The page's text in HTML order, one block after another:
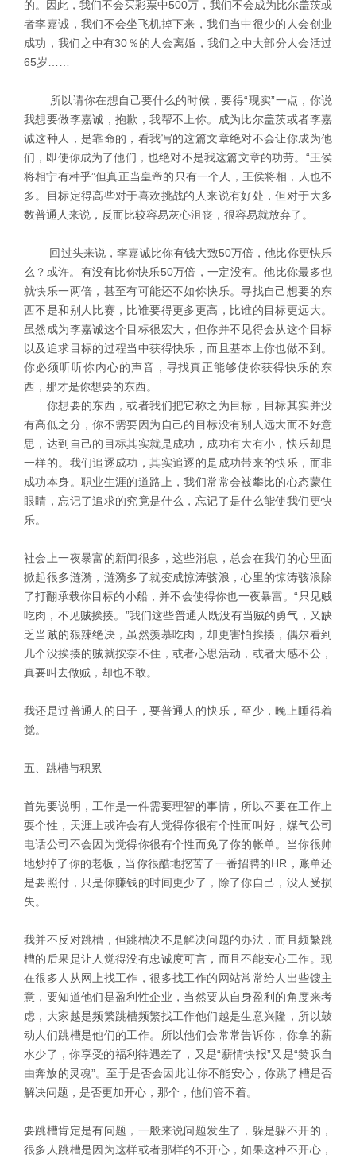
的。因此，我们不会买彩票中500万，我们不会成为比尔盖茨或
者李嘉诚，我们不会坐飞机掉下来，我们当中很少的人会创业
成功，我们之中有30％的人会离婚，我们之中大部分人会活过
65岁……
所以请你在想自己要什么的时候，要得“现实”一点，你说
我想要做李嘉诚，抱歉，我帮不上你。成为比尔盖茨或者李嘉
诚这种人，是靠命的，看我写的这篇文章绝对不会让你成为他
们，即使你成为了他们，也绝对不是我这篇文章的功劳。“王侯
将相宁有种乎”但真正当皇帝的只有一个人，王侯将相，人也不
多。目标定得高些对于喜欢挑战的人来说有好处，但对于大多
数普通人来说，反而比较容易灰心沮丧，很容易就放弃了。
回过头来说，李嘉诚比你有钱大致50万倍，他比你更快乐
么？或许。有没有比你快乐50万倍，一定没有。他比你最多也
就快乐一两倍，甚至有可能还不如你快乐。寻找自己想要的东
西不是和别人比赛，比谁要得更多更高，比谁的目标更远大。
虽然成为李嘉诚这个目标很宏大，但你并不见得会从这个目标
以及追求目标的过程当中获得快乐，而且基本上你也做不到。
你必须听听你内心的声音，寻找真正能够使你获得快乐的东
西，那才是你想要的东西。
你想要的东西，或者我们把它称之为目标，目标其实并没
有高低之分，你不需要因为自己的目标没有别人远大而不好意
思，达到自己的目标其实就是成功，成功有大有小，快乐却是
一样的。我们追逐成功，其实追逐的是成功带来的快乐，而非
成功本身。职业生涯的道路上，我们常常会被攀比的心态蒙住
眼睛，忘记了追求的究竟是什么，忘记了是什么能使我们更快
乐。
社会上一夜暴富的新闻很多，这些消息，总会在我们的心里面
掀起很多涟漪，涟漪多了就变成惊涛骇浪，心里的惊涛骇浪除
了打翻承载你目标的小船，并不会使得你也一夜暴富。“只见贼
吃肉，不见贼挨揍。”我们这些普通人既没有当贼的勇气，又缺
乏当贼的狠辣绝决，虽然羡慕吃肉，却更害怕挨揍，偶尔看到
几个没挨揍的贼就按奈不住，或者心思活动，或者大感不公，
真要叫去做贼，却也不敢。
我还是过普通人的日子，要普通人的快乐，至少，晚上睡得着
觉。
五、跳槽与积累
首先要说明，工作是一件需要理智的事情，所以不要在工作上
耍个性，天涯上或许会有人觉得你很有个性而叫好，煤气公司
电话公司不会因为觉得你很有个性而免了你的帐单。当你很帅
地炒掉了你的老板，当你很酷地挖苦了一番招聘的HR，账单还
是要照付，只是你赚钱的时间更少了，除了你自己，没人受损
失。
我并不反对跳槽，但跳槽决不是解决问题的办法，而且频繁跳
槽的后果是让人觉得没有忠诚度可言，而且不能安心工作。现
在很多人从网上找工作，很多找工作的网站常常给人出些馊主
意，要知道他们是盈利性企业，当然要从自身盈利的角度来考
虑，大家越是频繁跳槽频繁找工作他们越是生意兴隆，所以鼓
动人们跳槽是他们的工作。所以他们会常常告诉你，你拿的薪
水少了，你享受的福利待遇差了，又是“薪情快报”又是“赞叹自
由奔放的灵魂”。至于是否会因此让你不能安心，你跳了槽是否
解决问题，是否更加开心，那个，他们管不着。
要跳槽肯定是有问题，一般来说问题发生了，躲是躲不开的，
很多人跳槽是因为这样或者那样的不开心，如果这种不开心，